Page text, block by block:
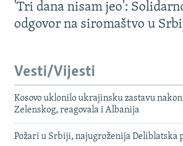
'Tri dana nisam jeo':
odgovor na siromaštvo u
Vesti/Vijesti
Kosovo uklonilo ukrajinsku zastavu
Zelenskog, reagovala i Albanija
Požari u Srbiji, najugroženija Deliblatska